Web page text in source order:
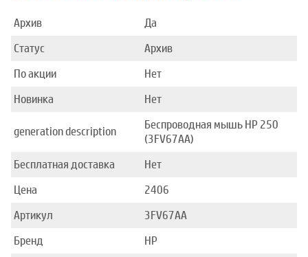
Архив
Да
Статус
Архив
По акции
Нет
Новинка
Нет
generation description
Беспроводная мышь HP 250
(3FV67AA)
Бесплатная доставка
Нет
Цена
2406
Артикул
3FV67AA
Бренд
HP